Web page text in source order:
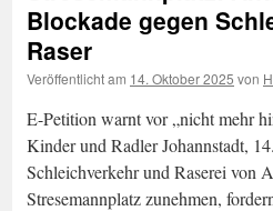
Blockade gegen
Raser
Veröffentlicht am 14. Oktober 2025 von
E-Petition warnt vor „nicht mehr
Kinder und Radler Johannstadt,
Schleichverkehr und Raserei von
Stresemannplatz zunehmen,